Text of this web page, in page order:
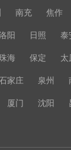
南充 焦作
阳 日照 泰
海 保定 太
家庄 泉州
厦门 沈阳